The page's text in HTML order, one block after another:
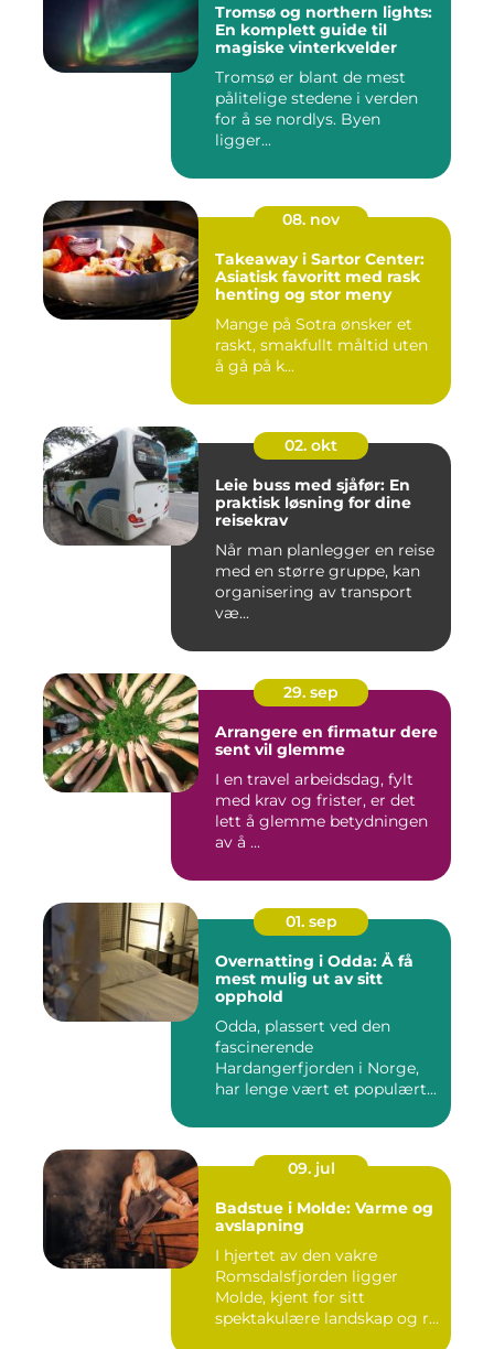
Tromsø og northern lights:
En komplett guide til
magiske vinterkvelder
Tromsø er blant de mest
pålitelige stedene i verden
for å se nordlys. Byen
ligger...
08. nov
Takeaway i Sartor Center:
Asiatisk favoritt med rask
henting og stor meny
Mange på Sotra ønsker et
raskt, smakfullt måltid uten
å gå på k...
02. okt
Leie buss med sjåfør: En
praktisk løsning for dine
reisekrav
Når man planlegger en reise
med en større gruppe, kan
organisering av transport
væ...
29. sep
Arrangere en firmatur dere
sent vil glemme
I en travel arbeidsdag, fylt
med krav og frister, er det
lett å glemme betydningen
av å ...
01. sep
Overnatting i Odda: Å få
mest mulig ut av sitt
opphold
Odda, plassert ved den
fascinerende
Hardangerfjorden i Norge,
har lenge vært et populært...
09. jul
Badstue i Molde: Varme og
avslapning
I hjertet av den vakre
Romsdalsfjorden ligger
Molde, kjent for sitt
spektakulære landskap og r...